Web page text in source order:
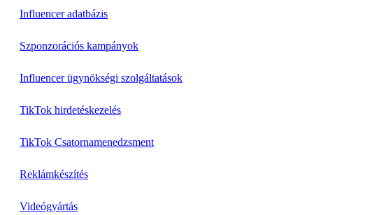
Influencer adatbázis
Szponzorációs kampányok
Influencer ügynökségi szolgáltatások
TikTok hirdetéskezelés
TikTok Csatornamenedzsment
Reklámkészítés
Videógyártás